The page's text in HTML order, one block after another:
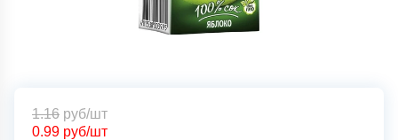
0.99 руб/шт
1.16 руб/шт